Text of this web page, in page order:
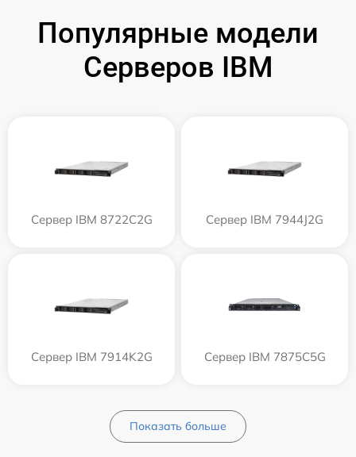
Популярные модели
Серверов IBM
Сервер IBM 8722C2G Сервер IBM 7944J2G
Сервер IBM 7914K2G Сервер IBM 7875C5G
Показать больше